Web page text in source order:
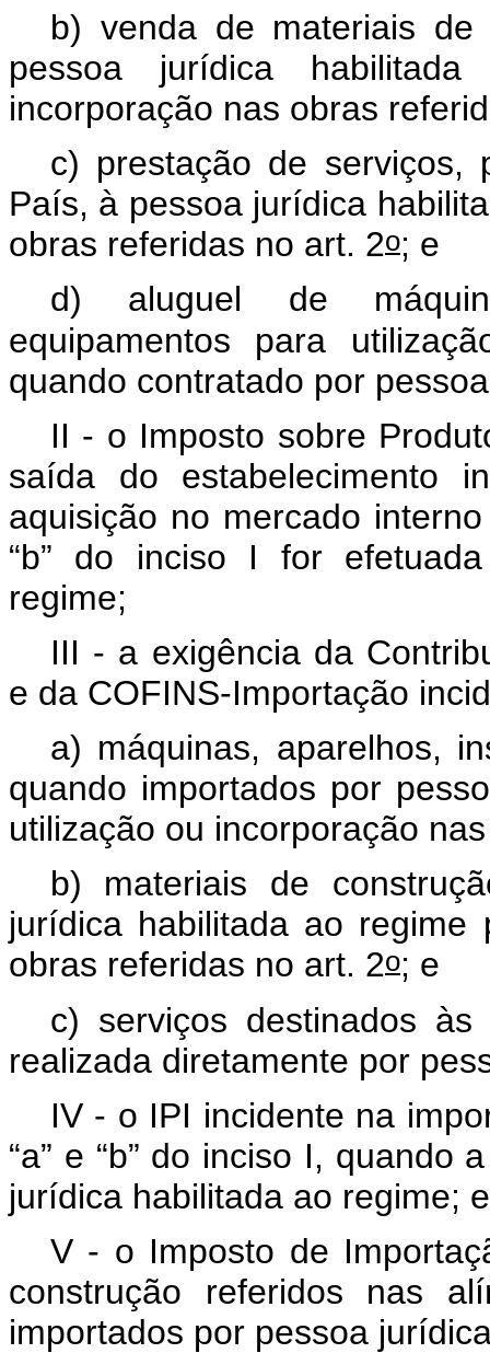
b) venda de materiais de
pessoa jurídica
incorporação nas obras
c) prestação de serviços,
País, à pessoa jurídica
obras referidas no art. 2o; e
d) aluguel de
equipamentos para
quando contratado por
II - o Imposto sobre
saída do estabelecimento
aquisição no mercado
“b” do inciso I for
regime;
III - a exigência da
e da COFINS-Importação
a) máquinas, aparelhos,
quando importados por
utilização ou incorporação
b) materiais de
jurídica habilitada ao regime
obras referidas no art. 2o; e
c) serviços destinados
realizada diretamente por
IV - o IPI incidente na
“a” e “b” do inciso I, quando
jurídica habilitada ao regime; e
V - o Imposto de
construção referidos nas
importados por pessoa